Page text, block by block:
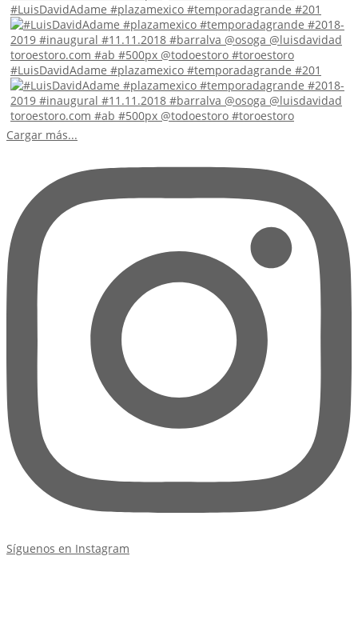
#LuisDavidAdame #plazamexico #temporadagrande #201
#LuisDavidAdame #plazamexico #temporadagrande #201
Cargar más...
Síguenos en Instagram